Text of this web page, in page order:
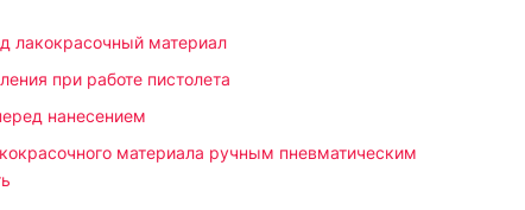
лакокрасочный материал
при работе пистолета
нанесением
материала ручным пневматическим